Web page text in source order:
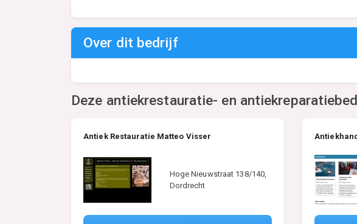
Over dit bedrijf
Deze antiekrestauratie- en
Antiek Restauratie Matteo Visser
Hoge Nieuwstraat 138/140,
Dordrecht